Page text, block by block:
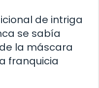
de intriga
se sabía
la máscara
franquicia